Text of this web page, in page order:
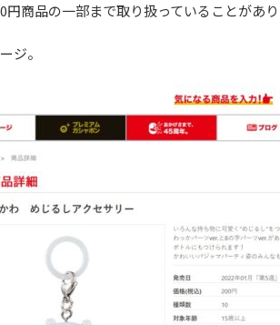
商品の一部まで取り扱っていることがあり
ジ。